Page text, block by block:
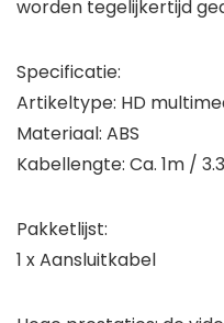
worden tegelijkertijd
Specificatie:
Artikeltype: HD
Materiaal: ABS
Kabellengte: Ca. 1m /
Pakketlijst:
1 x Aansluitkabel